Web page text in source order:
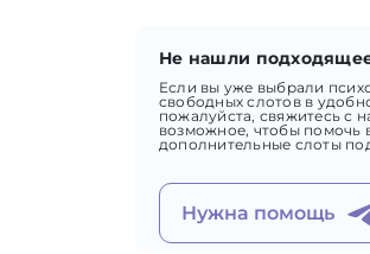
Не нашли
Если вы уже выбрали
свободных слотов в
пожалуйста, свяжитесь с
возможное, чтобы помочь
дополнительные слоты
Нужна помощь